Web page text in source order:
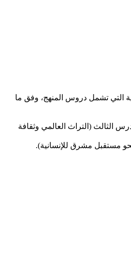
التي تشمل دروس المنهج، وفق ما
الثالث (التراث العالمي وثقافة
مستقبل مشرق للإنسانية).